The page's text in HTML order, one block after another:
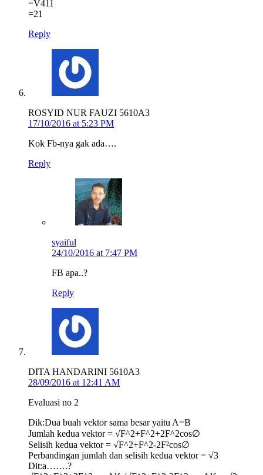
=V411
=21
Reply
ROSYID NUR FAUZI 5610A3
17/10/2016 at 5:23 PM
Kok Fb-nya gak ada….
Reply
syaiful
24/10/2016 at 7:47 PM
FB apa..?
Reply
DITA HANDARINI 5610A3
28/09/2016 at 12:41 AM
Evaluasi no 2
Dik:Dua buah vektor sama besar yaitu A=B
Jumlah kedua vektor = √F^2+F^2+2F^2cos∅
Selisih kedua vektor = √F^2+F^2-2F²cos∅
Perbandingan jumlah dan selisih kedua vektor = √3
Dit:a…….?